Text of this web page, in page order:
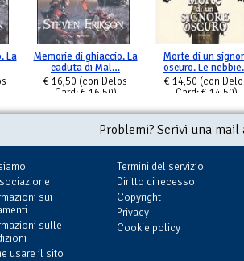
La
Memorie di ghiaccio. La
caduta di Mal…
€ 16,50 (con Delos
Card: € 16,50)
Morte di un
oscuro. Le
€ 14,50 (con
Card: € 14,50)
Problemi? Scrivi una
sui
sulle
usare il sito
Termini del servizio
Diritto di recesso
Copyright
Privacy
Cookie policy